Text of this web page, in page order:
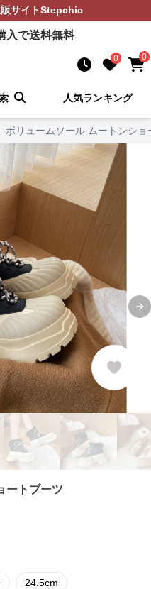
サイトStepchic
入で送料無料
0 0
人気ランキング
ボリュームソール ムートンショ
ートブーツ
24.5cm